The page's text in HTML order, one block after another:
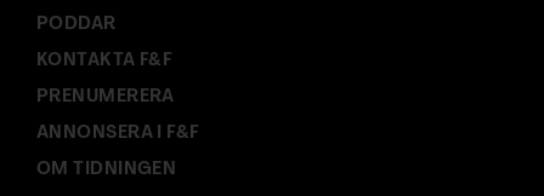
PODDAR
KONTAKTA F&F
PRENUMERERA
ANNONSERA I F&F
OM TIDNINGEN